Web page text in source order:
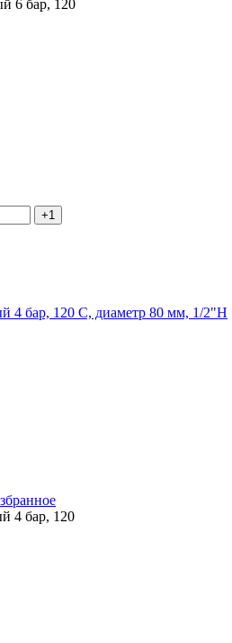
6 бар, 120
+1
4 бар, 120 C, диаметр 80 мм, 1/2"Н
4 бар, 120